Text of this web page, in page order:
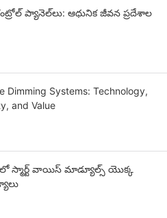
ప్యానెల్‌లు: ఆధునిక జీవన ప్రదేశాల
Dimming Systems: Technology,
and Value
స్మార్ట్ వాయిస్ మాడ్యూల్స్ యొక్క